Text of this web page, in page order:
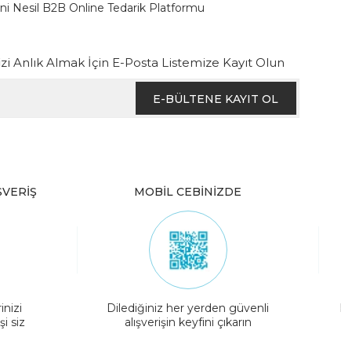
Nesil B2B Online Tedarik Platformu
Anlık Almak İçin E-Posta Listemize Kayıt Olun
E-BÜLTENE KAYIT OL
siz
MOBİL CEBİNİZDE
Dilediğiniz her yerden güvenli
alışverişin keyfini çıkarın